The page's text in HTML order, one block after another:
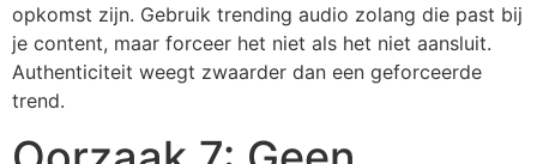
opkomst zijn. Gebruik trending audio zolang die past bij
je content, maar forceer het niet als het niet aansluit.
Authenticiteit weegt zwaarder dan een geforceerde
trend.